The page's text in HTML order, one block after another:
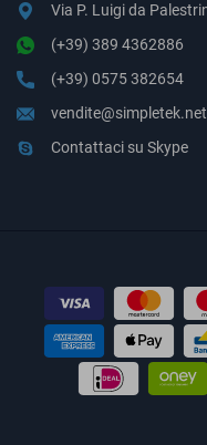
Via P. Luigi da
(+39) 389 4362886
(+39) 0575 382654
vendite@simpletek.net
Contattaci su Skype